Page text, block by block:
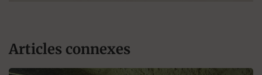
Articles connexes